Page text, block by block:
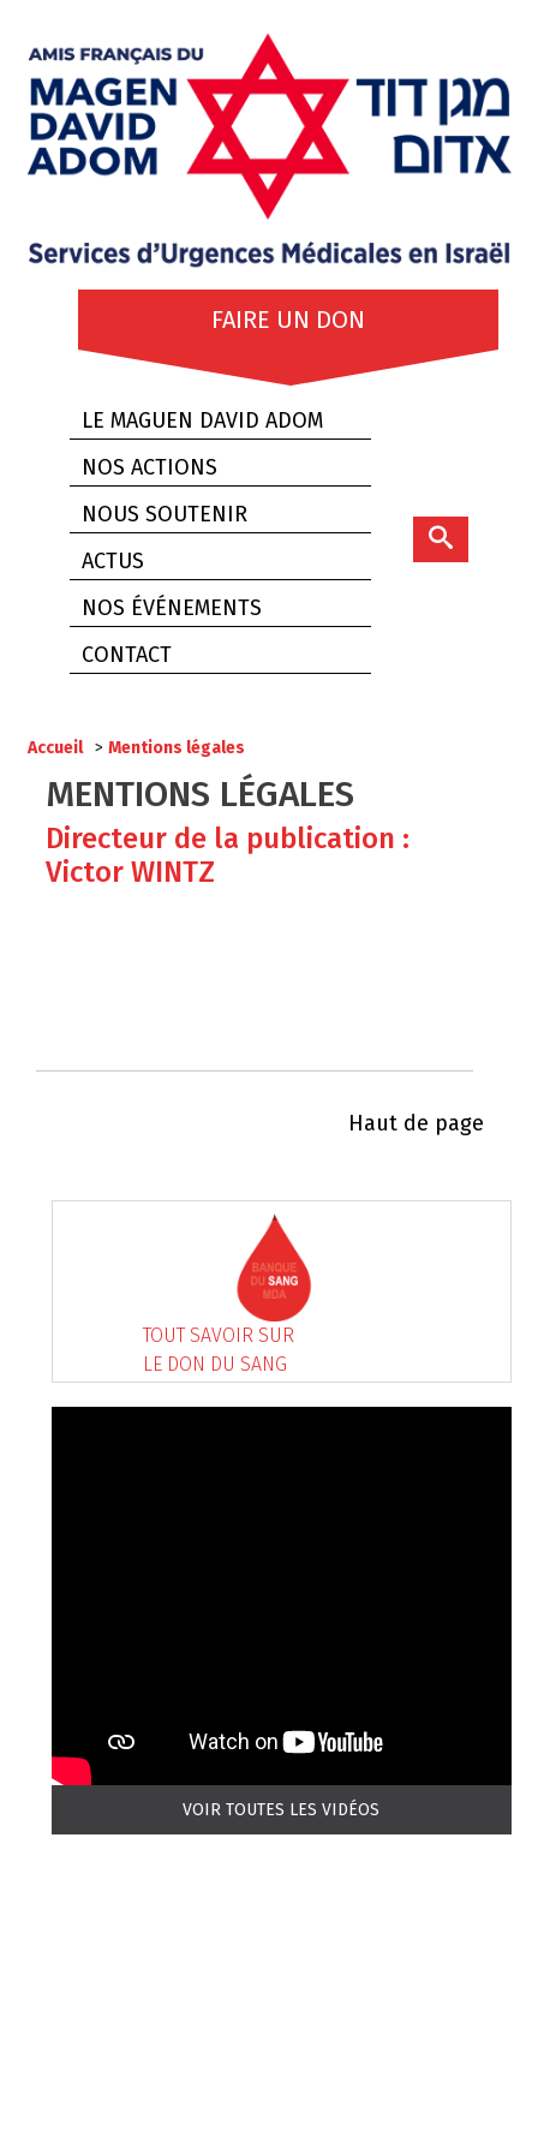
FAIRE UN DON
LE MAGUEN DAVID ADOM
NOS ACTIONS
NOUS SOUTENIR
ACTUS
NOS ÉVÉNEMENTS
CONTACT
Accueil > Mentions légales
MENTIONS LÉGALES
Directeur de la publication :
Victor WINTZ
Haut de page
TOUT SAVOIR SUR
LE DON DU SANG
VOIR TOUTES LES VIDÉOS